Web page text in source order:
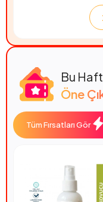
Bu
Öne
Tüm Fırsatları Gör